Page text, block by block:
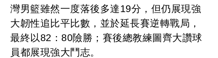
灣男籃雖然一度落後多達19分，但仍展現強
大韌性追比平比數，並於延長賽逆轉戰局，
最終以82：80險勝；賽後總教練圖齊大讚球
員都展現強大鬥志。